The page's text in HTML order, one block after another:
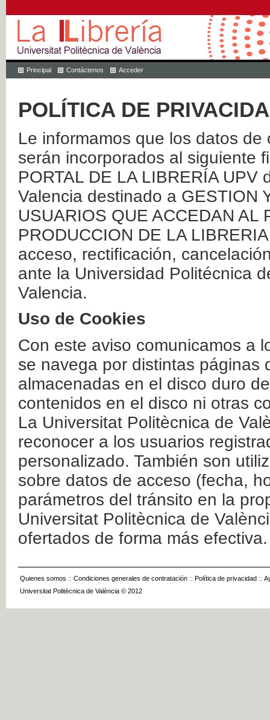
Principal Contáctenos Acceder
POLÍTICA DE
Le informamos que los datos
serán incorporados al siguiente
PORTAL DE LA LIBRERÍA
Valencia destinado a GESTION
USUARIOS QUE ACCEDAN AL
PRODUCCION DE LA
acceso, rectificación,
ante la Universidad Politécnica
Valencia.
Uso de Cookies
Con este aviso comunicamos a
se navega por distintas páginas
almacenadas en el disco duro
contenidos en el disco ni otras
La Universitat Politècnica de
reconocer a los usuarios
personalizado. También son
sobre datos de acceso (fecha,
parámetros del tránsito en la
Universitat Politècnica de
ofertados de forma más efectiva.
Quienes somos :: Condiciones generales de contratación :: Política de privacidad ::
Universitat Politècnica de València © 2012